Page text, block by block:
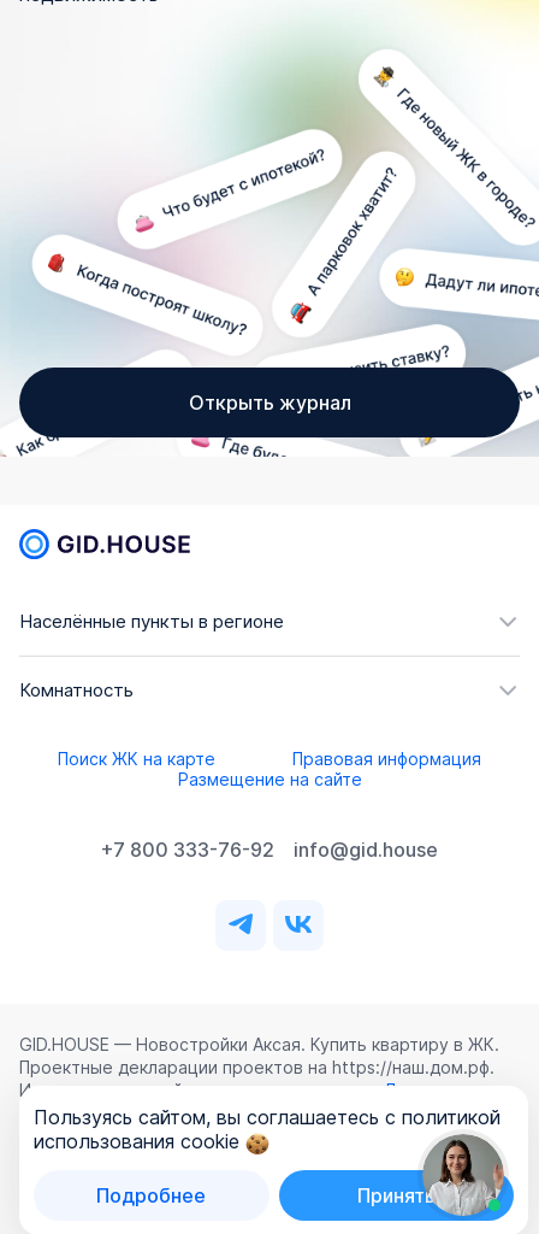
Открыть журнал
Населённые пункты в регионе
Комнатность
Поиск ЖК на карте
Правовая информация
Размещение на сайте
+7 800 333-76-92 info@gid.house
GID.HOUSE — Новостройки Аксая. Купить квартиру в ЖК.
Проектные декларации проектов на https://наш.дом.рф.
Использование сайта означает согласие с
Лицензионным
соглашением ,Политикой конфиденциальностии
Политикой обработки персональных данных
ООО «ГИД.ХАУЗ»
Пользуясь сайтом, вы соглашаетесь с политикой
использования cookie
Подробнее Принять